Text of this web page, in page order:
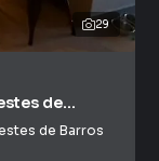
29
de
de Barros